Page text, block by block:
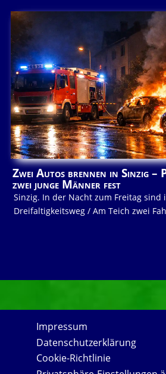
Zwei Autos brennen in Sinzig –
zwei junge Männer fest
Sinzig. In der Nacht zum Freitag sind
Dreifaltigkeitsweg / Am Teich zwei
Impressum
Datenschutzerklärung
Cookie-Richtlinie